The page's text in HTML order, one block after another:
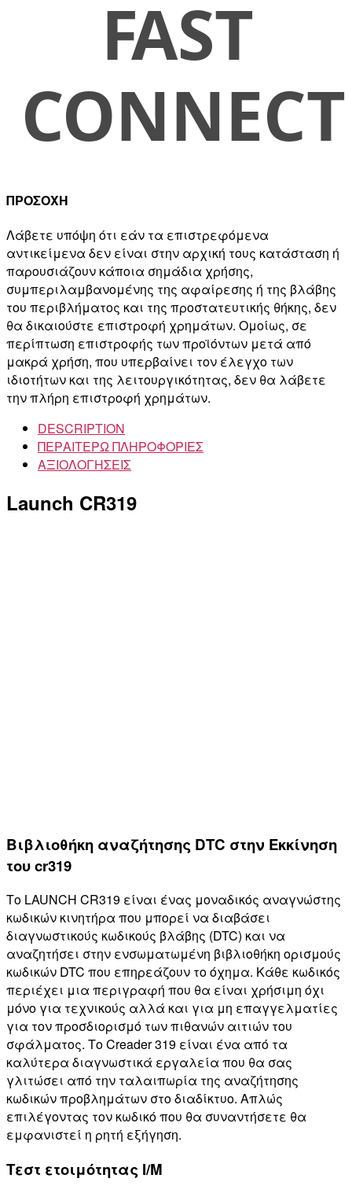
ΠΡΟΣΟΧΗ
Λάβετε υπόψη ότι εάν τα επιστρεφόμενα
αντικείμενα δεν είναι στην αρχική τους κατάσταση ή
παρουσιάζουν κάποια σημάδια χρήσης,
συμπεριλαμβανομένης της αφαίρεσης ή της βλάβης
του περιβλήματος και της προστατευτικής θήκης, δεν
θα δικαιούστε επιστροφή χρημάτων. Ομοίως, σε
περίπτωση επιστροφής των προϊόντων μετά από
μακρά χρήση, που υπερβαίνει τον έλεγχο των
ιδιοτήτων και της λειτουργικότητας, δεν θα λάβετε
την πλήρη επιστροφή χρημάτων.
DESCRIPTION
ΠΕΡΑΙΤΕΡΩ ΠΛΗΡΟΦΟΡΙΕΣ
ΑΞΙΟΛΟΓΗΣΕΙΣ
Launch CR319
Βιβλιοθήκη αναζήτησης DTC στην Εκκίνηση
του cr319
Το LAUNCH CR319 είναι ένας μοναδικός αναγνώστης
κωδικών κινητήρα που μπορεί να διαβάσει
διαγνωστικούς κωδικούς βλάβης (DTC) και να
αναζητήσει στην ενσωματωμένη βιβλιοθήκη ορισμούς
κωδικών DTC που επηρεάζουν το όχημα. Κάθε κωδικός
περιέχει μια περιγραφή που θα είναι χρήσιμη όχι
μόνο για τεχνικούς αλλά και για μη επαγγελματίες
για τον προσδιορισμό των πιθανών αιτιών του
σφάλματος. Το Creader 319 είναι ένα από τα
καλύτερα διαγνωστικά εργαλεία που θα σας
γλιτώσει από την ταλαιπωρία της αναζήτησης
κωδικών προβλημάτων στο διαδίκτυο. Απλώς
επιλέγοντας τον κωδικό που θα συναντήσετε θα
εμφανιστεί η ρητή εξήγηση.
Τεστ ετοιμότητας I/M